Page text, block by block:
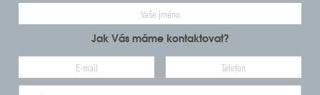
Jak Vás máme kontaktovat?